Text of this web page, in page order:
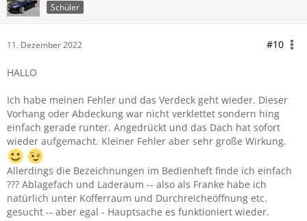
Schüler
11. Dezember 2022 #10
HALLO
Ich habe meinen Fehler und das Verdeck geht wieder. Dieser
Vorhang oder Abdeckung war nicht verklettet sondern hing
einfach gerade runter. Angedrückt und das Dach hat sofort
wieder aufgemacht. Kleiner Fehler aber sehr große Wirkung.
Allerdings die Bezeichnungen im Bedienheft finde ich einfach
??? Ablagefach und Laderaum -- also als Franke habe ich
natürlich unter Kofferraum und Durchreicheöffnung etc.
gesucht -- aber egal - Hauptsache es funktioniert wieder.